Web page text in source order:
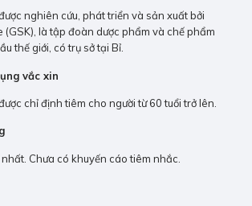
nghiên cứu, phát triển và sản xuất bởi
(GSK), là tập đoàn dược phẩm và chế phẩm
thế giới, có trụ sở tại Bỉ.
vắc xin
chỉ định tiêm cho người từ 60 tuổi trở lên.
Chưa có khuyến cáo tiêm nhắc.